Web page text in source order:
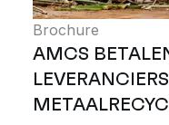
Brochure
AMCS